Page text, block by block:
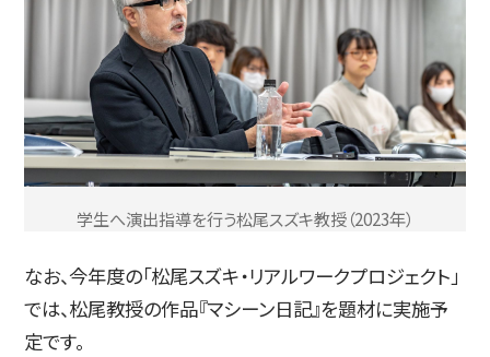
学生へ演出指導を行う松尾スズキ教授（2023年）
なお、今年度の「松尾スズキ・リアルワークプロジェクト」
では、松尾教授の作品『マシーン日記』を題材に実施予
定です。